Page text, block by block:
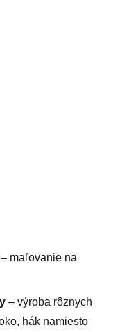
– maľovanie na
– výroba rôznych
hák namiesto